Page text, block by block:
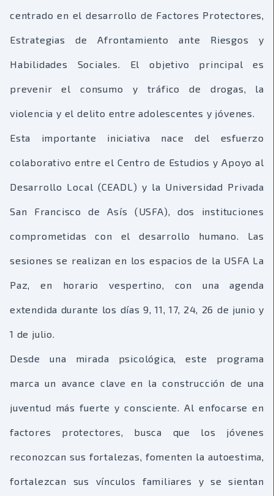
centrado en el desarrollo de Factores Protectores,
Estrategias de Afrontamiento ante Riesgos y
Habilidades Sociales. El objetivo principal es
prevenir el consumo y tráfico de drogas, la
violencia y el delito entre adolescentes y jóvenes.
Esta importante iniciativa nace del esfuerzo
colaborativo entre el Centro de Estudios y Apoyo al
Desarrollo Local (CEADL) y la Universidad Privada
San Francisco de Asís (USFA), dos instituciones
comprometidas con el desarrollo humano. Las
sesiones se realizan en los espacios de la USFA La
Paz, en horario vespertino, con una agenda
extendida durante los días 9, 11, 17, 24, 26 de junio y
1 de julio.
Desde una mirada psicológica, este programa
marca un avance clave en la construcción de una
juventud más fuerte y consciente. Al enfocarse en
factores protectores, busca que los jóvenes
reconozcan sus fortalezas, fomenten la autoestima,
fortalezcan sus vínculos familiares y se sientan